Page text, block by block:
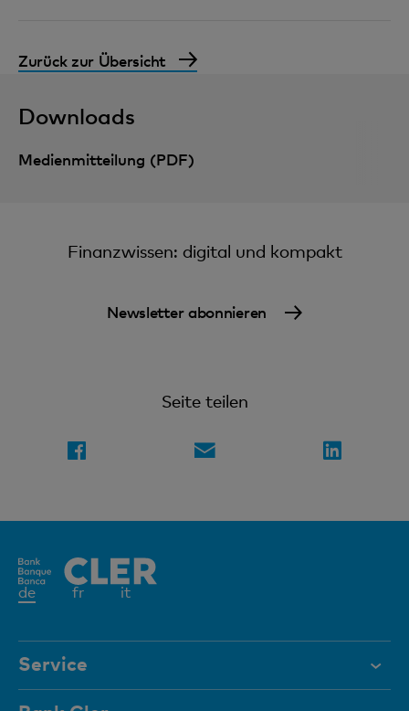
Zurück zur Übersicht
Downloads
Medienmitteilung (PDF)
Finanzwissen: digital und kompakt
Newsletter abonnieren
Seite teilen
deAktives
fr it
Service
Hilfe & Kontakt